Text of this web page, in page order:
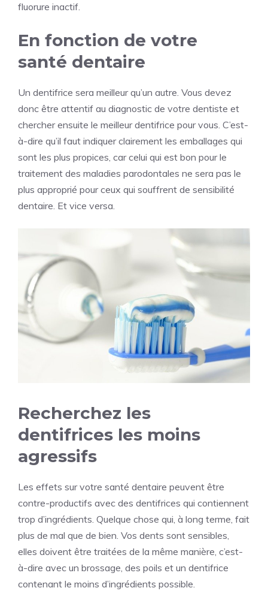
fluorure inactif.
En fonction de votre
santé dentaire
Un dentifrice sera meilleur qu’un autre. Vous devez
donc être attentif au diagnostic de votre dentiste et
chercher ensuite le meilleur dentifrice pour vous. C’est-
à-dire qu’il faut indiquer clairement les emballages qui
sont les plus propices, car celui qui est bon pour le
traitement des maladies parodontales ne sera pas le
plus approprié pour ceux qui souffrent de sensibilité
dentaire. Et vice versa.
Recherchez les
dentifrices les moins
agressifs
Les effets sur votre santé dentaire peuvent être
contre-productifs avec des dentifrices qui contiennent
trop d’ingrédients. Quelque chose qui, à long terme, fait
plus de mal que de bien. Vos dents sont sensibles,
elles doivent être traitées de la même manière, c’est-
à-dire avec un brossage, des poils et un dentifrice
contenant le moins d’ingrédients possible.